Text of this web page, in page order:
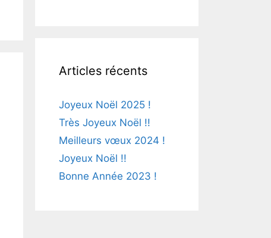
Articles récents
Joyeux Noël 2025 !
Très Joyeux Noël !!
Meilleurs vœux 2024 !
Joyeux Noël !!
Bonne Année 2023 !